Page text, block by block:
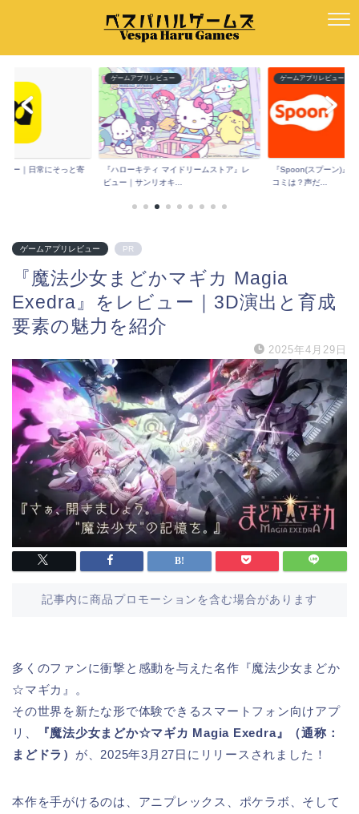
ュー｜日常にそっと寄
ゲームアプリレビュー
『ハローキティ マイドリームストア』レ
ビュー｜サンリオキ...
ゲームアプリレビュー
『Spoon(スプーン)』
コミは？声だ...
ゲームアプリレビュー PR
『魔法少女まどかマギカ Magia
Exedra』をレビュー｜3D演出と育成
要素の魅力を紹介
2025年4月29日
記事内に商品プロモーションを含む場合があります
多くのファンに衝撃と感動を与えた名作『魔法少女まどか
☆マギカ』。
その世界を新たな形で体験できるスマートフォン向けアプ
リ、
『魔法少女まどか☆マギカ Magia Exedra』（通称：
まどドラ） が、2025年3月27日にリリースされました！
本作を手がけるのは、アニプレックス、ポケラボ、そして